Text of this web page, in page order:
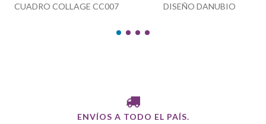
CUADRO COLLAGE CC007 DISEÑO DANUBIO
ENVÍOS A TODO EL PAÍS.